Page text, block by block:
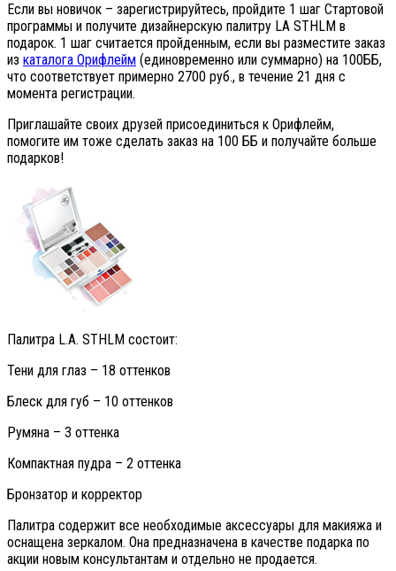
Если вы новичок – зарегистрируйтесь, пройдите 1 шаг Стартовой
программы и получите дизайнерскую палитру LA STHLM в
подарок. 1 шаг считается пройденным, если вы разместите заказ
из каталога Орифлейм (единовременно или суммарно) на 100ББ,
что соответствует примерно 2700 руб., в течение 21 дня с
момента регистрации.
Приглашайте своих друзей присоединиться к Орифлейм,
помогите им тоже сделать заказ на 100 ББ и получайте больше
подарков!
Палитра L.A. STHLM состоит:
Тени для глаз – 18 оттенков
Блеск для губ – 10 оттенков
Румяна – 3 оттенка
Компактная пудра – 2 оттенка
Бронзатор и корректор
Палитра содержит все необходимые аксессуары для макияжа и
оснащена зеркалом. Она предназначена в качестве подарка по
акции новым консультантам и отдельно не продается.